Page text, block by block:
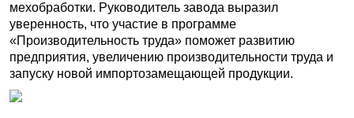
мехобработки. Руководитель завода выразил
уверенность, что участие в программе
«Производительность труда» поможет развитию
предприятия, увеличению производительности труда и
запуску новой импортозамещающей продукции.